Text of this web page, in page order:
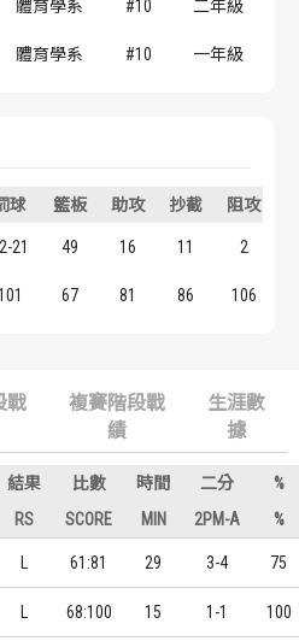
體育學系 #10 二年級
體育學系 #10 一年級
球 籃板 助攻 抄截 阻攻
21 49 16 11 2
67 81 86 106
戰
複賽階段戰
績
生涯數
據
結果 比數 時間 二分
%
RS SCORE MIN 2PM-A %
61:81 29 3-4 75
68:100 15 1-1 100